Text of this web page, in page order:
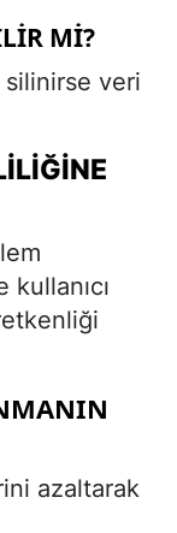
MI?
silinirse veri
kullanıcı
azaltarak